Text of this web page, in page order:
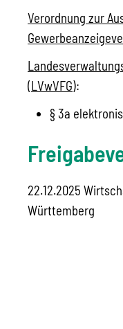
Verordnung zur
(LVwVFG):
§ 3a
22.12.2025
Württemberg